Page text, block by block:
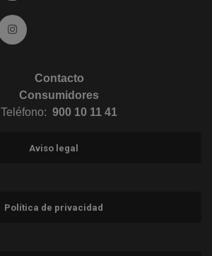
Ir a Instagram (abre en ventana nueva)
Contacto
Consumidores
Teléfono: 900 10 11 41
Aviso legal
Política de privacidad